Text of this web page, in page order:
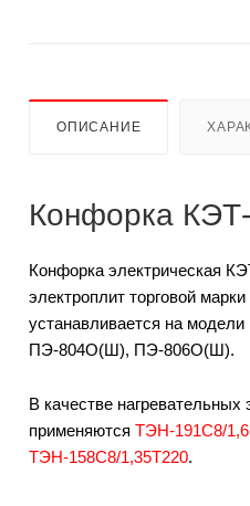
ОПИСАНИЕ
Конфорка
Конфорка электрическая
электроплит торговой
устанавливается на
ПЭ-804О(Ш), ПЭ-806О(Ш).
В качестве
применяются ТЭН-191С8/
ТЭН-158С8/1,35Т220.